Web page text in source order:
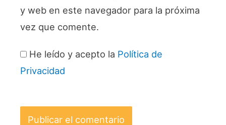
y web en este navegador para la próxima
vez que comente.
He leído y acepto la Política de
Privacidad